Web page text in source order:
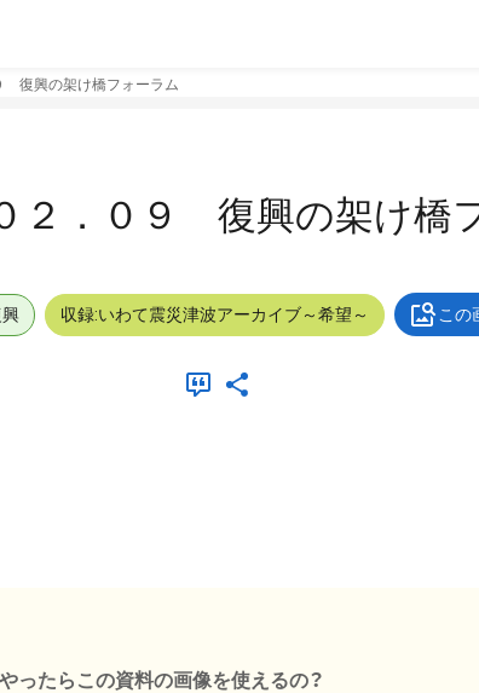
復興の架け橋フォーラム
２．０９ 復興の架け橋
収録:いわて震災津波アーカイブ～希望～ この
ったらこの資料の画像を使えるの？